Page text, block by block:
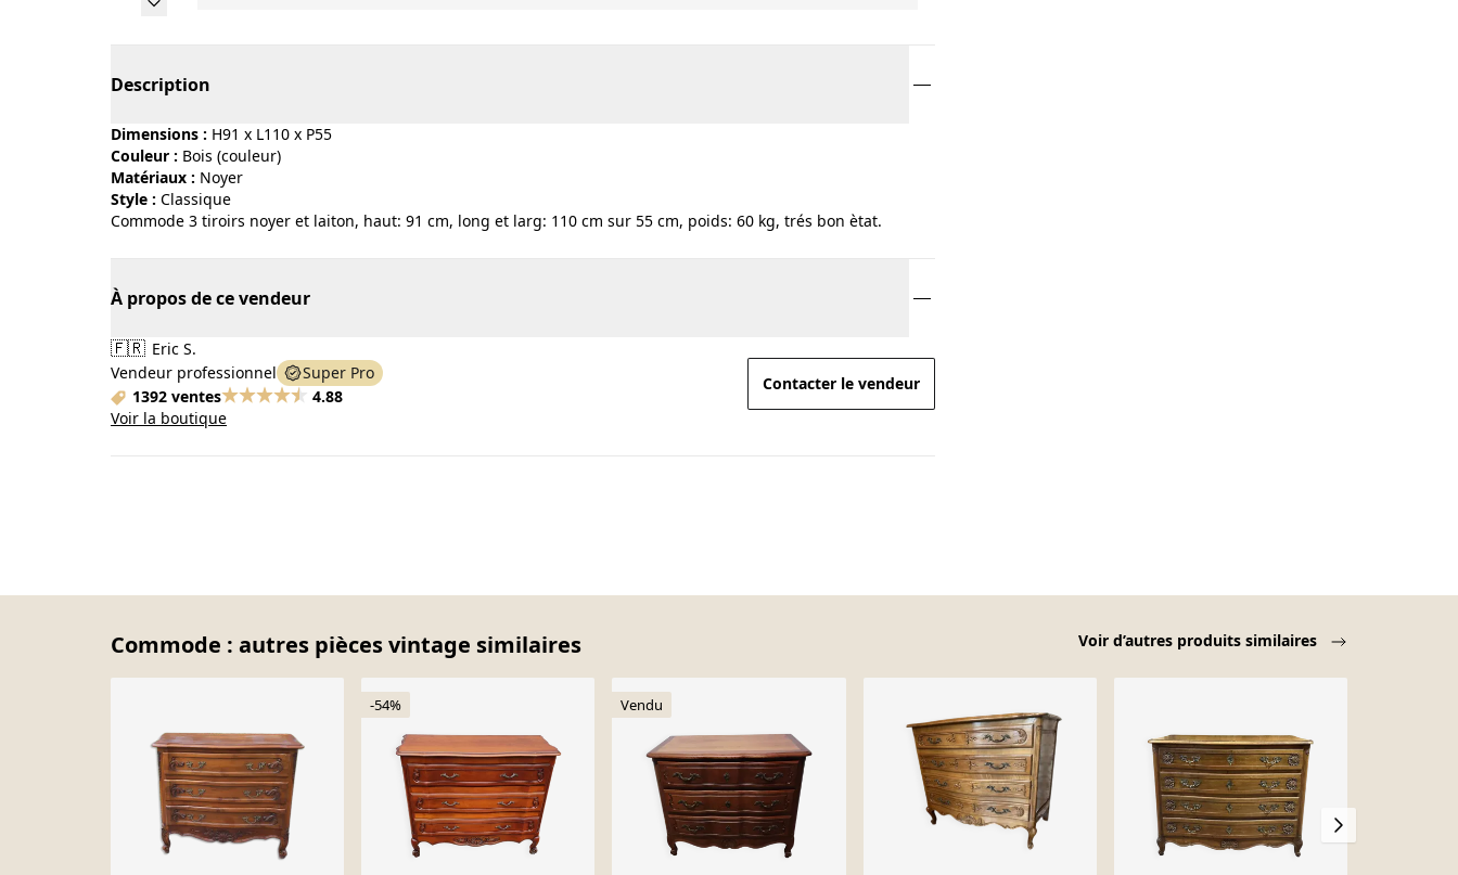
Description
Dimensions : H91 x L110 x P55
Couleur :
bois (couleur)
Matériaux :
noyer
Style :
classique
Commode 3 tiroirs noyer et laiton, haut: 91 cm, long et larg: 110 cm sur 55 cm, poids: 60 kg, trés bon ètat.
À propos de ce vendeur
🇫🇷 Eric S.
Vendeur professionnel
Super Pro
1392 ventes
4.88
Voir la boutique
Contacter le vendeur
Commode : autres pièces vintage similaires Voir d’autres produits similaires
-54% Vendu